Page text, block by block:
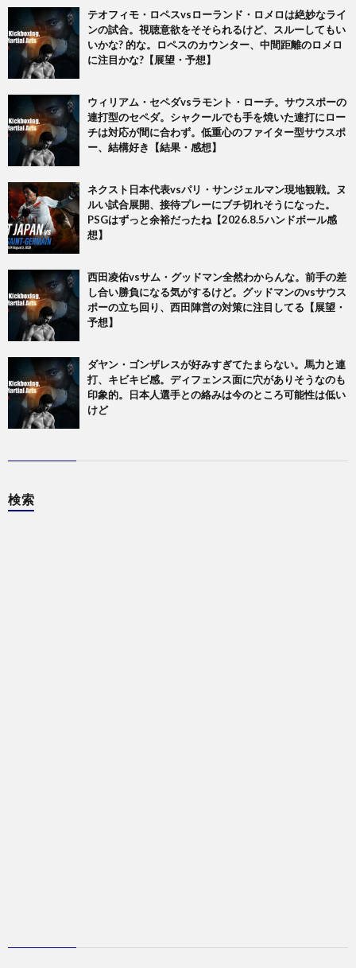
テオフィモ・ロペスvsローランド・ロメロは絶妙なライ
ンの試合。視聴意欲をそそられるけど、スルーしてもい
いかな? 的な。ロペスのカウンター、中間距離のロメロ
に注目かな?【展望・予想】
ウィリアム・セペダvsラモント・ローチ。サウスポーの
連打型のセペダ。シャクールでも手を焼いた連打にロー
チは対応が間に合わず。低重心のファイター型サウスポ
ー、結構好き【結果・感想】
ネクスト日本代表vsパリ・サンジェルマン現地観戦。ヌ
ルい試合展開、接待プレーにブチ切れそうになった。
PSGはずっと余裕だったね【2026.8.5ハンドボール感
想】
西田凌佑vsサム・グッドマン全然わからんな。前手の差
し合い勝負になる気がするけど。グッドマンのvsサウス
ポーの立ち回り、西田陣営の対策に注目してる【展望・
予想】
ダヤン・ゴンザレスが好みすぎてたまらない。馬力と連
打、キビキビ感。ディフェンス面に穴がありそうなのも
印象的。日本人選手との絡みは今のところ可能性は低い
けど
検索